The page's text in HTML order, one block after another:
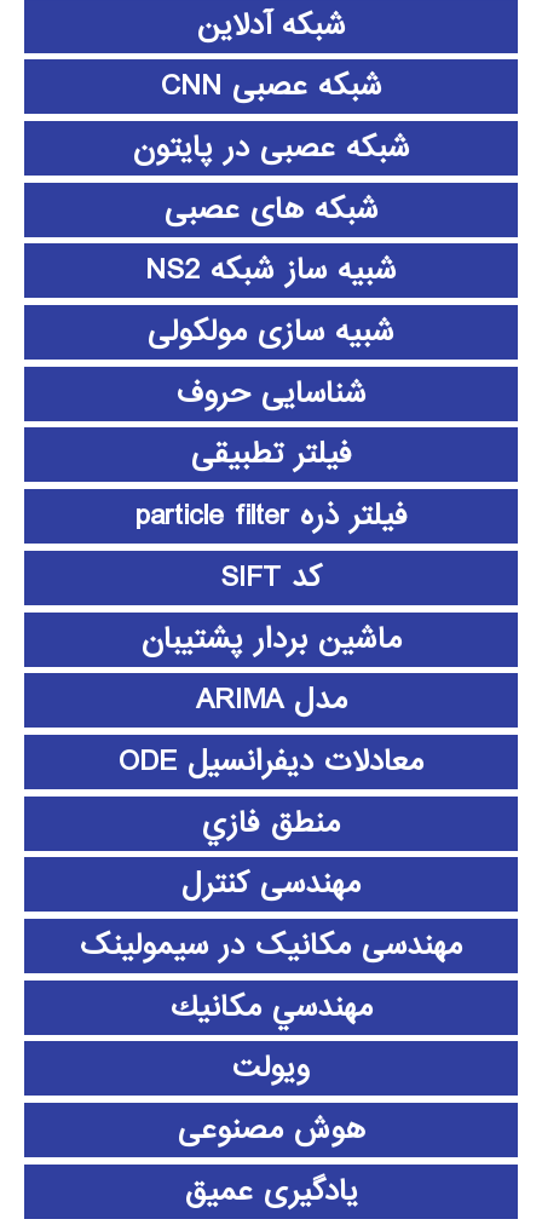
شبکه آدلاین
شبکه عصبی CNN
شبکه عصبی در پایتون
شبکه های عصبی
شبیه ساز شبکه NS2
شبیه سازی مولکولی
شناسایی حروف
فیلتر تطبیقی
فیلتر ذره particle filter
کد SIFT
ماشین بردار پشتیبان
مدل ARIMA
معادلات دیفرانسیل ODE
منطق فازي
مهندسی کنترل
مهندسی مکانیک در سیمولینک
مهندسي مكانيك
ویولت
هوش مصنوعی
یادگیری عمیق